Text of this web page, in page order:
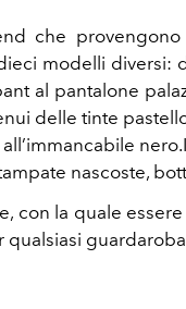
che
modelli diversi:
al pantalone
delle tinte
nascoste,
con la quale
qualsiasi